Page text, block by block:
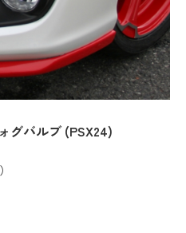
グバルブ (PSX24)